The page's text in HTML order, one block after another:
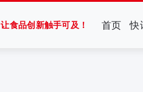
让食品创新触手可及！ 首页 快